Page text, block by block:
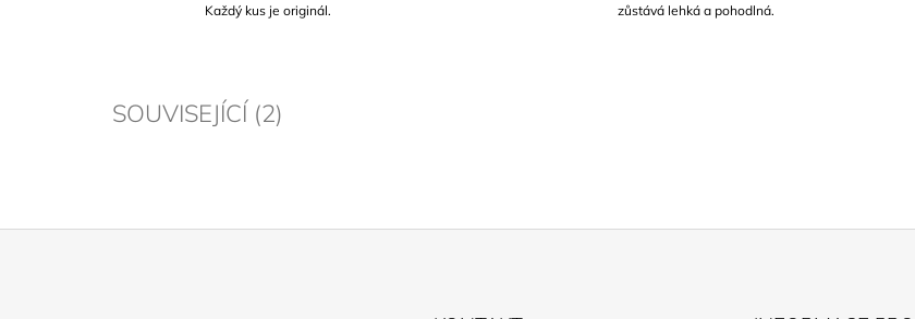
Každý kus je originál.
zůstává lehká a pohodlná.
SOUVISEJÍCÍ (2)